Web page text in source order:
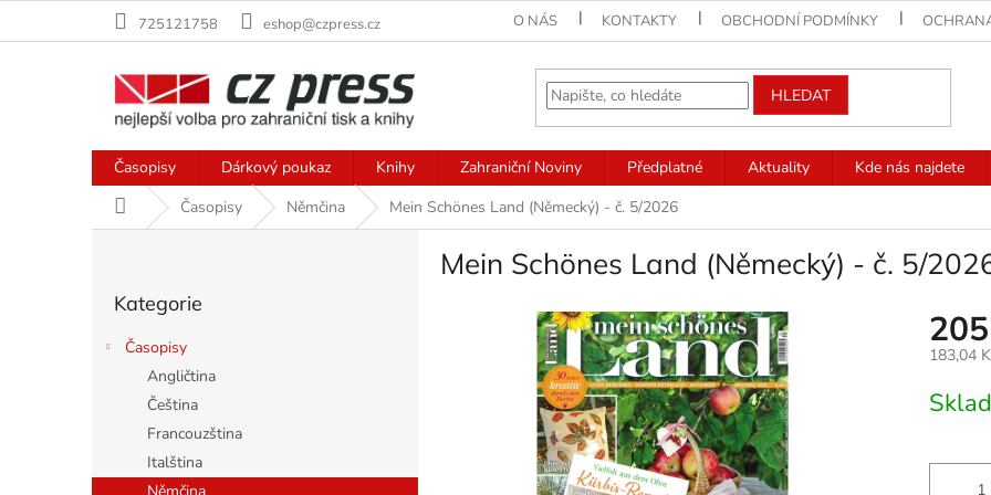
725121758 eshop@czpress.cz O NÁS KONTAKTY OBCHODNÍ PODMÍNKY
HLEDAT
Časopisy Dárkový poukaz Knihy Zahraniční Noviny Předplatné Aktuality Kde nás najdete
Domů Časopisy Němčina Mein Schönes Land (Německý) - č. 5/2026
a
kategorie
Kategorie
Časopisy
Angličtina
Čeština
Francouzština
Italština
Mein Schönes Land (Německý) - č. 5/
183,04
cena: